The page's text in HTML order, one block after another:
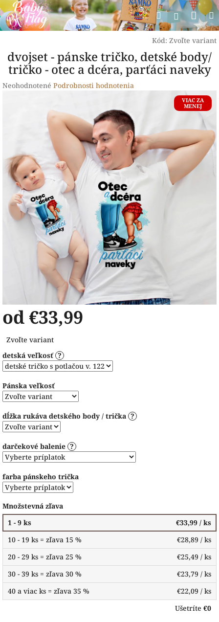
Prejsť
na
obsah
Hľadať
Kód: Zvoľte variant
dvojset - pánske tričko, detské body/
tričko - otec a dcéra, parťáci naveky
Priemerné
hviezdičiek.
Neohodnotené Podrobnosti hodnotenia
VIAC ZA
MENEJ
od €33,99
cena:
Zvoľte variant
detská veľkosť ?
Pánska veľkosť
dĺžka rukáva detského body / trička ?
darčekové balenie ?
farba pánskeho trička
Množstevná zľava
1 - 9 ks
€33,99 / ks
10 - 19 ks = zľava 15 %
€28,89 / ks
20 - 29 ks = zľava 25 %
€25,49 / ks
30 - 39 ks = zľava 30 %
€23,79 / ks
40 a viac ks = zľava 35 %
€22,09 / ks
Ušetríte €0